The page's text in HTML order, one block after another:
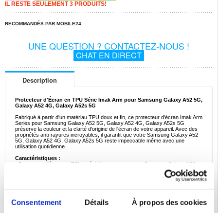
Consentement Détails À propos des cookies
IL RESTE SEULEMENT 3 PRODUITS!
RECOMMANDÉS PAR MOBILE24
UNE QUESTION ? CONTACTEZ-NOUS !
CHAT EN DIRECT
Description
Protecteur d'Écran en TPU Série Imak Arm pour Samsung Galaxy A52 5G,
Galaxy A52 4G, Galaxy A52s 5G
Fabriqué à partir d'un matériau TPU doux et fin, ce protecteur d'écran Imak Arm
Series pour Samsung Galaxy A52 5G, Galaxy A52 4G, Galaxy A52s 5G
préserve la couleur et la clarté d'origine de l'écran de votre appareil. Avec des
propriétés anti-rayures incroyables, il garantit que votre Samsung Galaxy A52
5G, Galaxy A52 4G, Galaxy A52s 5G reste impeccable même avec une
utilisation quotidienne.
Caractéristiques :
- Protecteur d'écran en TPU spécialement conçu pour Samsung Galaxy A52
- Le matériau ultra-fin semble presque invisible, offrant une expérience visuelle
A52 5G, Galaxy A52 4G, Galaxy A52s 5G
- Ce protecteur d'écran Imak TPU n'est pas une couverture complète